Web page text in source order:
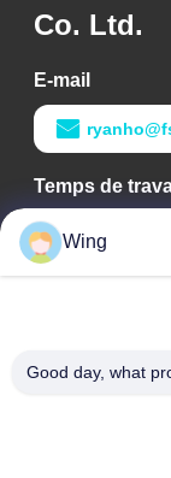
Co. Ltd.
E-mail
Temps de
9:00-18:00
Notre adresse
Adresse de
secteur de
Wing
Good day, what